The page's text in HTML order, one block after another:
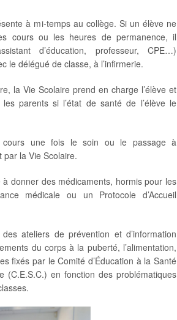
à mi-temps au collège. Si un élève ne
cours ou les heures de permanence, il
d’éducation, professeur, CPE…)
le délégué de classe, à l’infirmerie.
la Vie Scolaire prend en charge l’élève et
parents si l’état de santé de l’élève le
cours une fois le soin ou le passage à
par la Vie Scolaire.
à donner des médicaments, hormis pour les
médicale ou un Protocole d’Accueil
ateliers de prévention et d’information
du corps à la puberté, l’alimentation,
fixés par le Comité d’Éducation à la Santé
(C.E.S.C.) en fonction des problématiques